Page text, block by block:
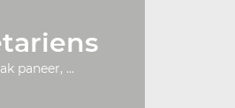
paneer, ...